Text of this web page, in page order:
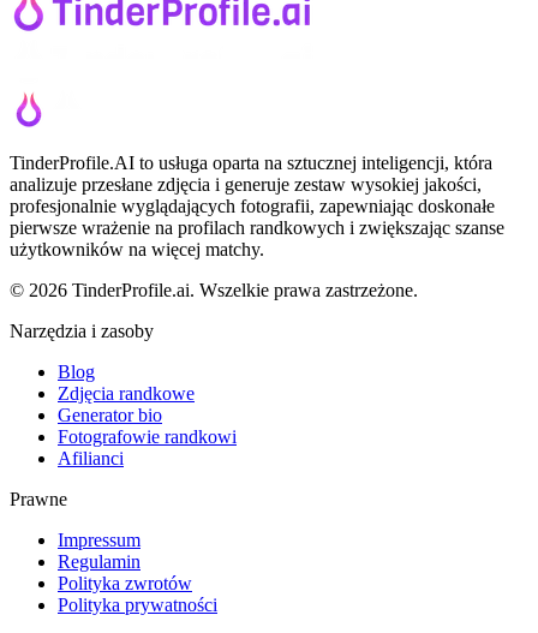
TinderProfile.AI to usługa oparta na sztucznej inteligencji, która
analizuje przesłane zdjęcia i generuje zestaw wysokiej jakości,
profesjonalnie wyglądających fotografii, zapewniając doskonałe
pierwsze wrażenie na profilach randkowych i zwiększając szanse
użytkowników na więcej matchy.
© 2026 TinderProfile.ai. Wszelkie prawa zastrzeżone.
Narzędzia i zasoby
Blog
Zdjęcia randkowe
Generator bio
Fotografowie randkowi
Afilianci
Prawne
Impressum
Regulamin
Polityka zwrotów
Polityka prywatności